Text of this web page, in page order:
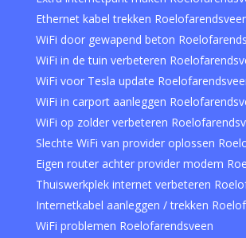
Ethernet kabel trekken
WiFi door gewapend beton
WiFi in de tuin verbeteren
WiFi voor Tesla update
WiFi in carport aanleggen
WiFi op zolder verbeteren
Slechte WiFi van provider oplossen
Eigen router achter provider modem
Thuiswerkplek internet verbeteren
Internetkabel aanleggen / trekken
WiFi problemen Roelofarendsveen